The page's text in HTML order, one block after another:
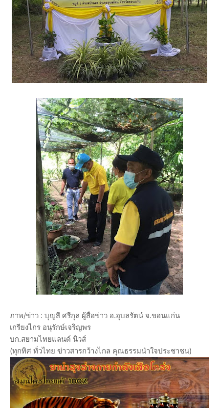
ภาพ/ข่าว : บุญสี ศรีกุล ผู้สื่อข่าว อ.อุบลรัตน์ จ.ขอนแก่น
เกรียงไกร อนุรักษ์เจริญพร
บก.สยามไทยแลนด์ นิวส์
(ทุกทิศ ทั่วไทย ข่าวสารกว้างไกล คุณธรรมนำใจประชาชน)